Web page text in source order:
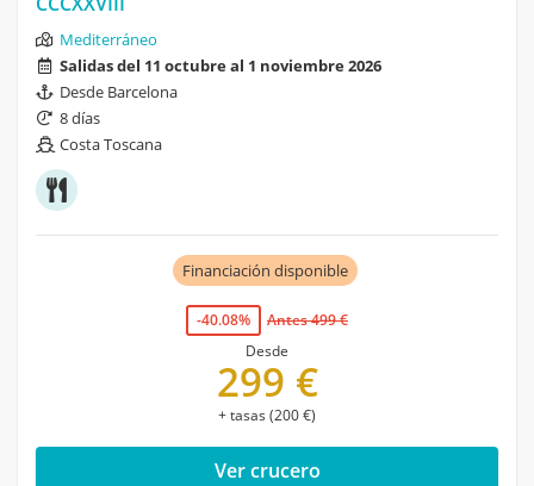
Mediterráneo
Salidas del 11 octubre al 1 noviembre 2026
Desde Barcelona
8 días
Costa Toscana
Financiación disponible
-40.08%
Antes 499 €
Desde
299 €
+ tasas (200 €)
Ver crucero